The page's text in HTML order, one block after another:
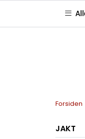
Forsiden
JAKT